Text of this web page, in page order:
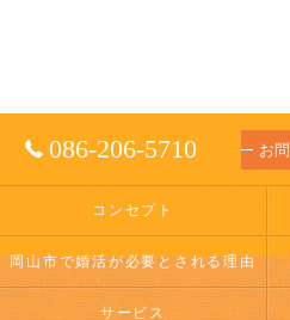
086-206-5710 お
コンセプト
岡山市で婚活が必要とされる理由
サービス